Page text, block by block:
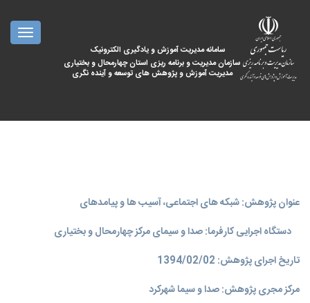
سامانه مدیریت آموزش و یادگیری الکترونیک
سازمان مدیریت و برنامه ریزی استان چهارمحال و بختیاری
مدیریت آموزش و پژوهش های توسعه و آینده نگری
عنوان پژوهش: شبکه های اجتماعی، آسیب ها و پیامدهای
دستگاه اجرایی کارفرما: صدا و سیمای مرکز چهارمحال و بختیاری
تاریخ اجرای پژوهش: 1394/02/02
مرکز مجری پژوهش: صدا و سیما شهرکرد